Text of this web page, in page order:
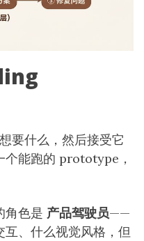
要什么，然后接受它
个能跑的 prototype，
角色是 产品驾驶员——
、什么视觉风格，但